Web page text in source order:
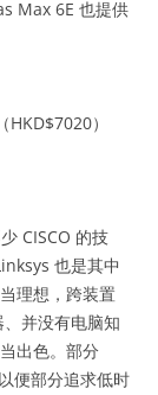
Max 6E 也提供
）
CISCO 的技
也是其中
理想，跨装置
并没有电脑知
出色。部分
便部分追求低时